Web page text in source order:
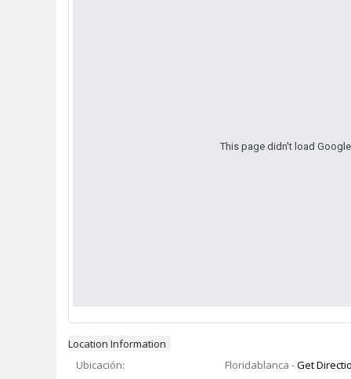
This page didn't load
Location Information
Ubicación:
Floridablanca -Get